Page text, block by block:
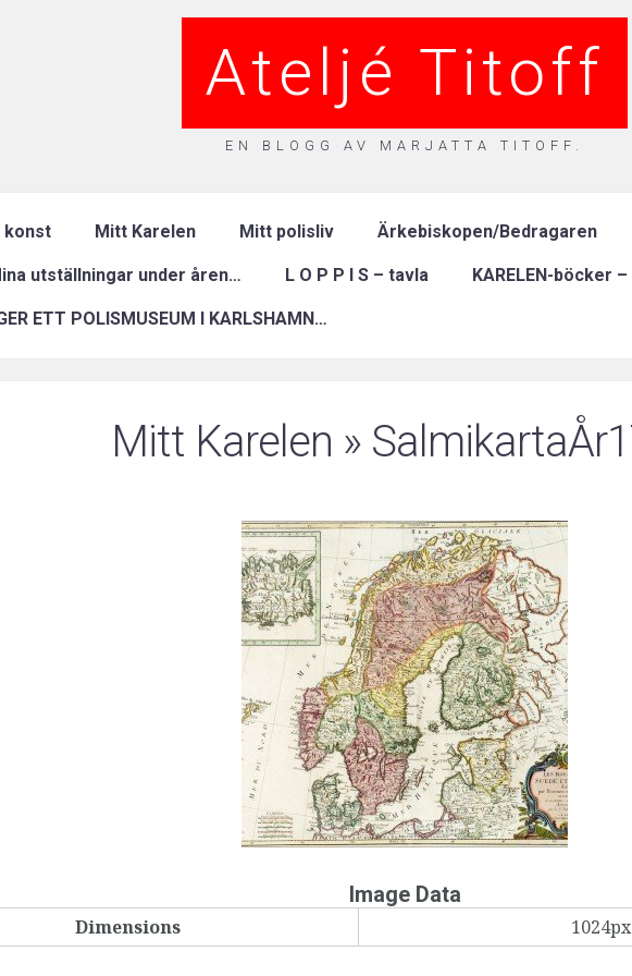
Ateljé Titoff
EN BLOGG AV MARJATTA TITOFF.
konst Mitt Karelen Mitt polisliv Ärkebiskopen/Bedragaren
utställningar under åren… L O P P I S – tavla KARELEN-böcker
ETT POLISMUSEUM I KARLSHAMN…
Mitt Karelen »
Image Data
Dimensions